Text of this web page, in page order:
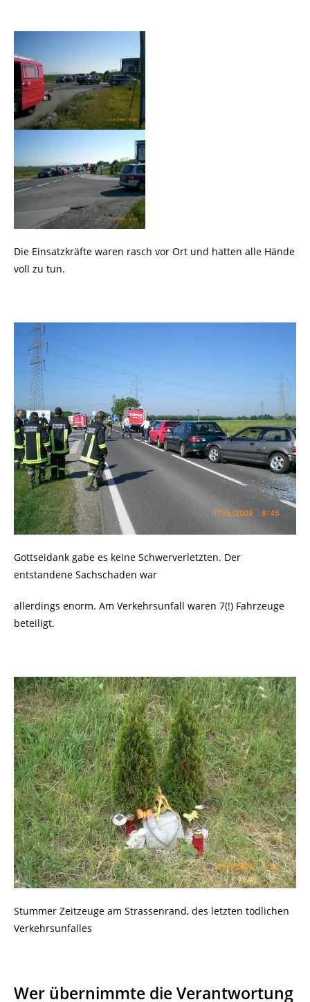
Die Einsatzkräfte waren rasch vor Ort und hatten alle Hände
voll zu tun.
Gottseidank gabe es keine Schwerverletzten. Der
entstandene Sachschaden war
allerdings enorm. Am Verkehrsunfall waren 7(!) Fahrzeuge
beteiligt.
Stummer Zeitzeuge am Strassenrand, des letzten tödlichen
Verkehrsunfalles
Wer übernimmte die Verantwortung